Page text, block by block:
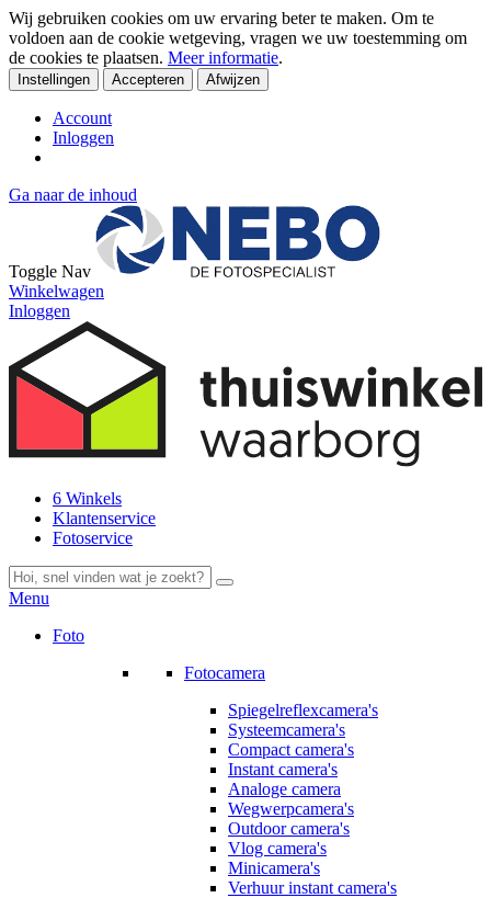
Wij gebruiken cookies om uw ervaring beter te maken. Om te
voldoen aan de cookie wetgeving, vragen we uw toestemming om
de cookies te plaatsen. Meer informatie.
Instellingen Accepteren Afwijzen
Account
Inloggen
Ga naar de inhoud
Toggle Nav
Winkelwagen
Inloggen
6 Winkels
Klantenservice
Fotoservice
Menu
Foto
Fotocamera
Spiegelreflexcamera's
Systeemcamera's
Compact camera's
Instant camera's
Analoge camera
Wegwerpcamera's
Outdoor camera's
Vlog camera's
Minicamera's
Verhuur instant camera's